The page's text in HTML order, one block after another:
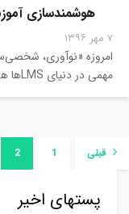
هوشمندسازی
۷ مهر ۱۳۹۶
امروزه «نوآوری،
مهمی در دنیای LMSها هستند و بدون آنها، این یکی رنگ…
قبلی 1
2
پستهای اخیر